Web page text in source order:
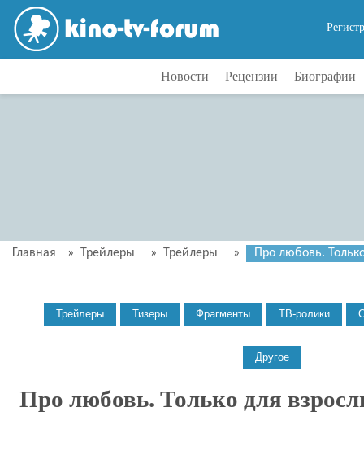
Новости Рецензии Биографии
Главная » Трейлеры » Трейлеры » Про любовь.
Про любовь. Только для